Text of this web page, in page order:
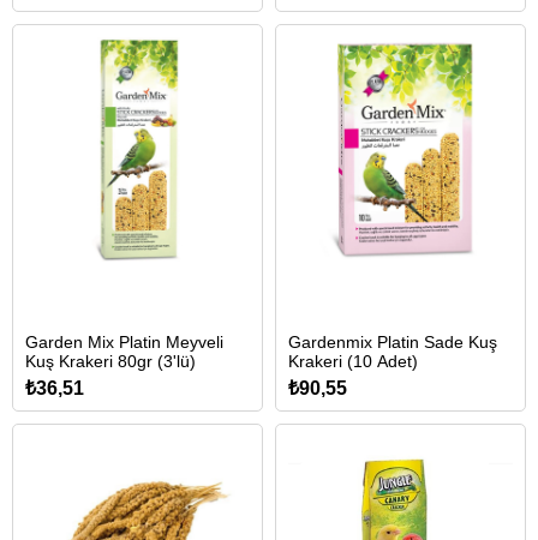
Garden Mix Platin Meyveli
Kuş Krakeri 80gr (3'lü)
₺36,51
Gardenmix Platin Sade Kuş
Krakeri (10 Adet)
₺90,55